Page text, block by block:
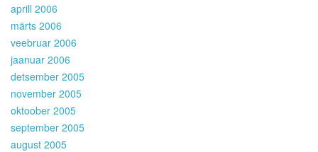
aprill 2006
märts 2006
veebruar 2006
jaanuar 2006
detsember 2005
november 2005
oktoober 2005
september 2005
august 2005